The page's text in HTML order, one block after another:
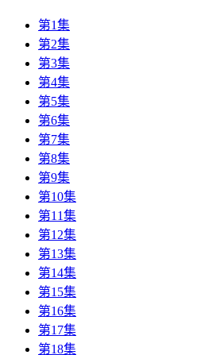
第1集
第2集
第3集
第4集
第5集
第6集
第7集
第8集
第9集
第10集
第11集
第12集
第13集
第14集
第15集
第16集
第17集
第18集